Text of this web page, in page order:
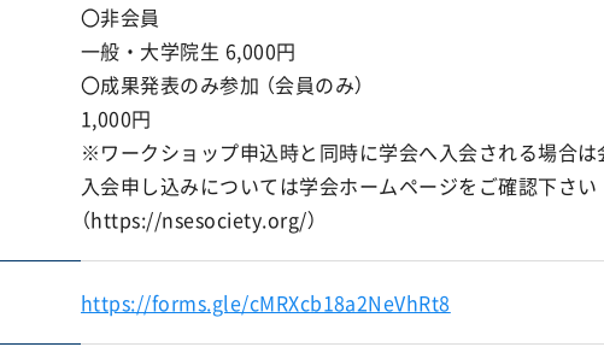
〇非会員
一般・大学院生 6,000円
〇成果発表のみ参加 （会員のみ）
1,000円
※ワークショップ申込時と同時に学会へ入会される場合は
入会申し込みについては学会ホームページをご確認下さい
（https://nsesociety.org/）
https://forms.gle/cMRXcb18a2NeVhRt8